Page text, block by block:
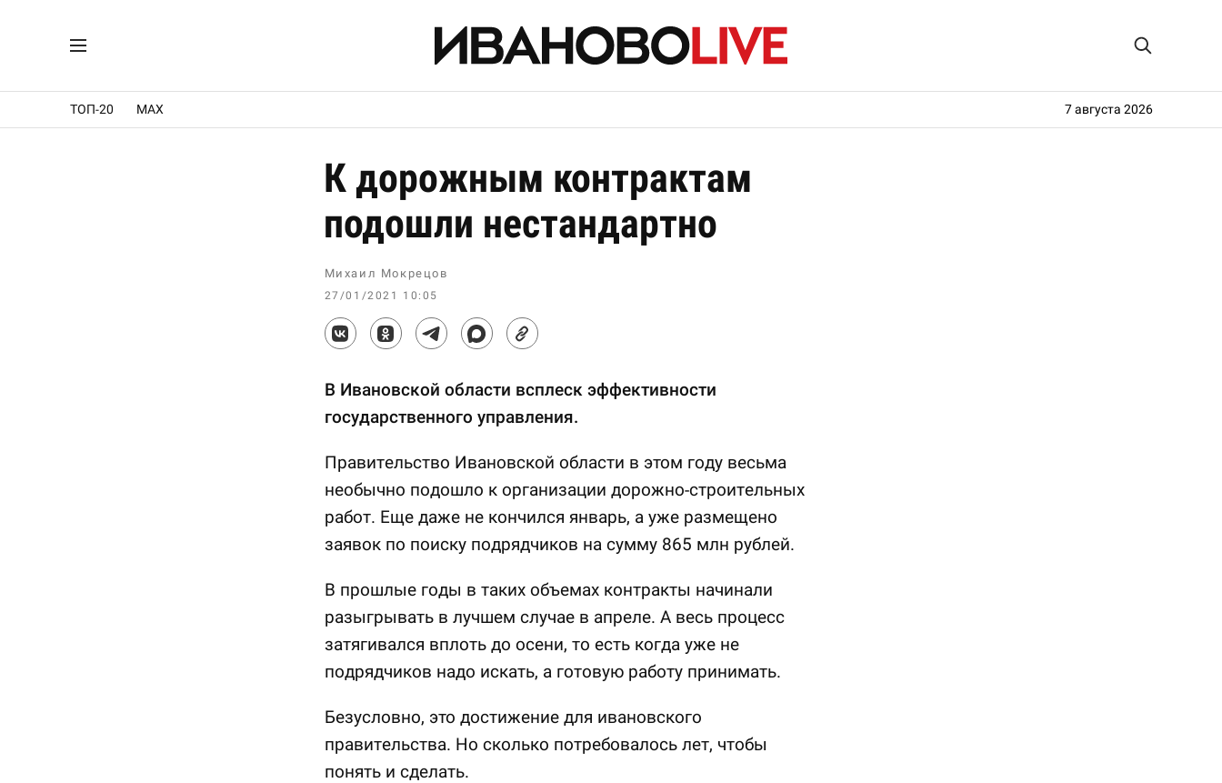
ТОП-20 MAX 7 августа 2026
К дорожным контрактам
подошли нестандартно
Михаил Мокрецов
27/01/2021 10:05
В Ивановской области всплеск эффективности
государственного управления.
Правительство Ивановской области в этом году весьма
необычно подошло к организации дорожно-строительных
работ. Еще даже не кончился январь, а уже размещено
заявок по поиску подрядчиков на сумму 865 млн рублей.
В прошлые годы в таких объемах контракты начинали
разыгрывать в лучшем случае в апреле. А весь процесс
затягивался вплоть до осени, то есть когда уже не
подрядчиков надо искать, а готовую работу принимать.
Безусловно, это достижение для ивановского
правительства. Но сколько потребовалось лет, чтобы
понять и сделать.